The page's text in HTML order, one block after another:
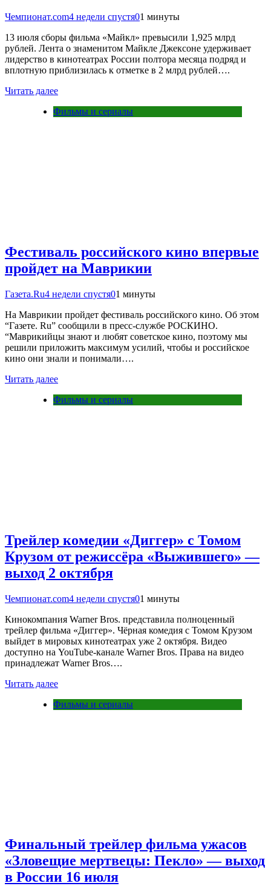
Чемпионат.com4 недели спустя01 минуты
13 июля сборы фильма «Майкл» превысили 1,925 млрд
рублей. Лента о знаменитом Майкле Джексоне удерживает
лидерство в кинотеатрах России полтора месяца подряд и
вплотную приблизилась к отметке в 2 млрд рублей….
Читать далее
Фильмы и сериалы
Фестиваль российского кино впервые
пройдет на Маврикии
Газета.Ru4 недели спустя01 минуты
На Маврикии пройдет фестиваль российского кино. Об этом
“Газете. Ru” сообщили в пресс-службе РОСКИНО.
“Маврикийцы знают и любят советское кино, поэтому мы
решили приложить максимум усилий, чтобы и российское
кино они знали и понимали….
Читать далее
Фильмы и сериалы
Трейлер комедии «Диггер» с Томом
Крузом от режиссёра «Выжившего» —
выход 2 октября
Чемпионат.com4 недели спустя01 минуты
Кинокомпания Warner Bros. представила полноценный
трейлер фильма «Диггер». Чёрная комедия с Томом Крузом
выйдет в мировых кинотеатрах уже 2 октября. Видео
доступно на YouTube-канале Warner Bros. Права на видео
принадлежат Warner Bros….
Читать далее
Фильмы и сериалы
Финальный трейлер фильма ужасов
«Зловещие мертвецы: Пекло» — выход
в России 16 июля